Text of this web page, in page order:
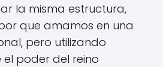
la misma estructura,
que amamos en una
pero utilizando
el poder del reino